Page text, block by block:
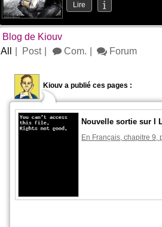
Lire
Blog de Kiouv
All Post Com. Forum
Kiouv a publié ces pages :
Nouvelle sortie sur I
En Français, chapitre 9,